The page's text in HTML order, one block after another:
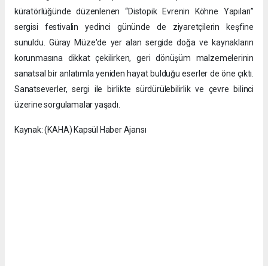
küratörlüğünde düzenlenen “Distopik Evrenin Köhne Yapıları”
sergisi festivalin yedinci gününde de ziyaretçilerin keşfine
sunuldu. Güray Müze'de yer alan sergide doğa ve kaynakların
korunmasına dikkat çekilirken, geri dönüşüm malzemelerinin
sanatsal bir anlatımla yeniden hayat bulduğu eserler de öne çıktı.
Sanatseverler, sergi ile birlikte sürdürülebilirlik ve çevre bilinci
üzerine sorgulamalar yaşadı.
Kaynak: (KAHA) Kapsül Haber Ajansı